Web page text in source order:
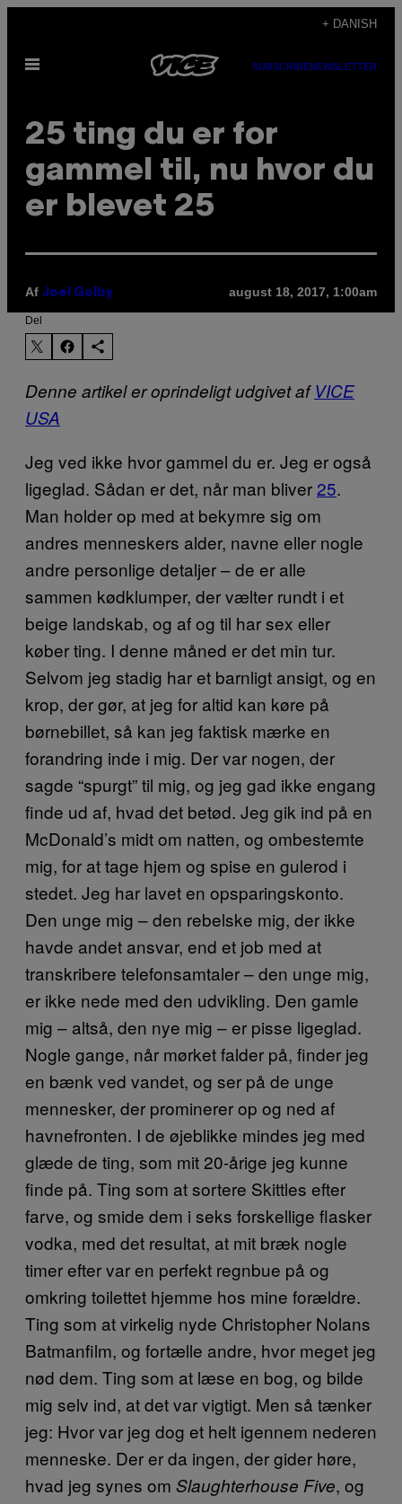
indhold
+ DANISH
Åbn
SUBSCRIBENEWSLETTER
25 ting du er for
gammel til, nu hvor du
er blevet 25
Af Joel Golby august 18, 2017, 1:00am
Del
Denne artikel er oprindeligt udgivet afVICE
USA
Jeg ved ikke hvor gammel du er. Jeg er også
ligeglad. Sådan er det, når man bliver 25.
Man holder op med at bekymre sig om
andres menneskers alder, navne eller nogle
andre personlige detaljer – de er alle
sammen kødklumper, der vælter rundt i et
beige landskab, og af og til har sex eller
køber ting. I denne måned er det min tur.
Selvom jeg stadig har et barnligt ansigt, og en
krop, der gør, at jeg for altid kan køre på
børnebillet, så kan jeg faktisk mærke en
forandring inde i mig. Der var nogen, der
sagde “spurgt” til mig, og jeg gad ikke engang
finde ud af, hvad det betød. Jeg gik ind på en
McDonald’s midt om natten, og ombestemte
mig, for at tage hjem og spise en gulerod i
stedet. Jeg har lavet en opsparingskonto.
Den unge mig – den rebelske mig, der ikke
havde andet ansvar, end et job med at
transkribere telefonsamtaler – den unge mig,
er ikke nede med den udvikling. Den gamle
mig – altså, den nye mig – er pisse ligeglad.
Nogle gange, når mørket falder på, finder jeg
en bænk ved vandet, og ser på de unge
mennesker, der prominerer op og ned af
havnefronten. I de øjeblikke mindes jeg med
glæde de ting, som mit 20-årige jeg kunne
finde på. Ting som at sortere Skittles efter
farve, og smide dem i seks forskellige flasker
vodka, med det resultat, at mit bræk nogle
timer efter var en perfekt regnbue på og
omkring toilettet hjemme hos mine forældre.
Ting som at virkelig nyde Christopher Nolans
Batmanfilm, og fortælle andre, hvor meget jeg
nød dem. Ting som at læse en bog, og bilde
mig selv ind, at det var vigtigt. Men så tænker
jeg: Hvor var jeg dog et helt igennem nederen
menneske. Der er da ingen, der gider høre,
hvad jeg synes om Slaughterhouse Five, og